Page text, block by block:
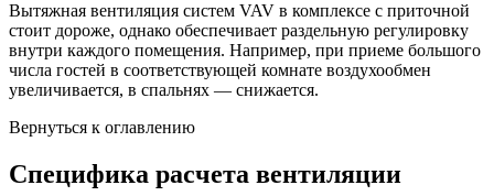
Вытяжная вентиляция систем VAV в комплексе с приточной
стоит дороже, однако обеспечивает раздельную регулировку
внутри каждого помещения. Например, при приеме большого
числа гостей в соответствующей комнате воздухообмен
увеличивается, в спальнях — снижается.
Вернуться к оглавлению
Специфика расчета вентиляции